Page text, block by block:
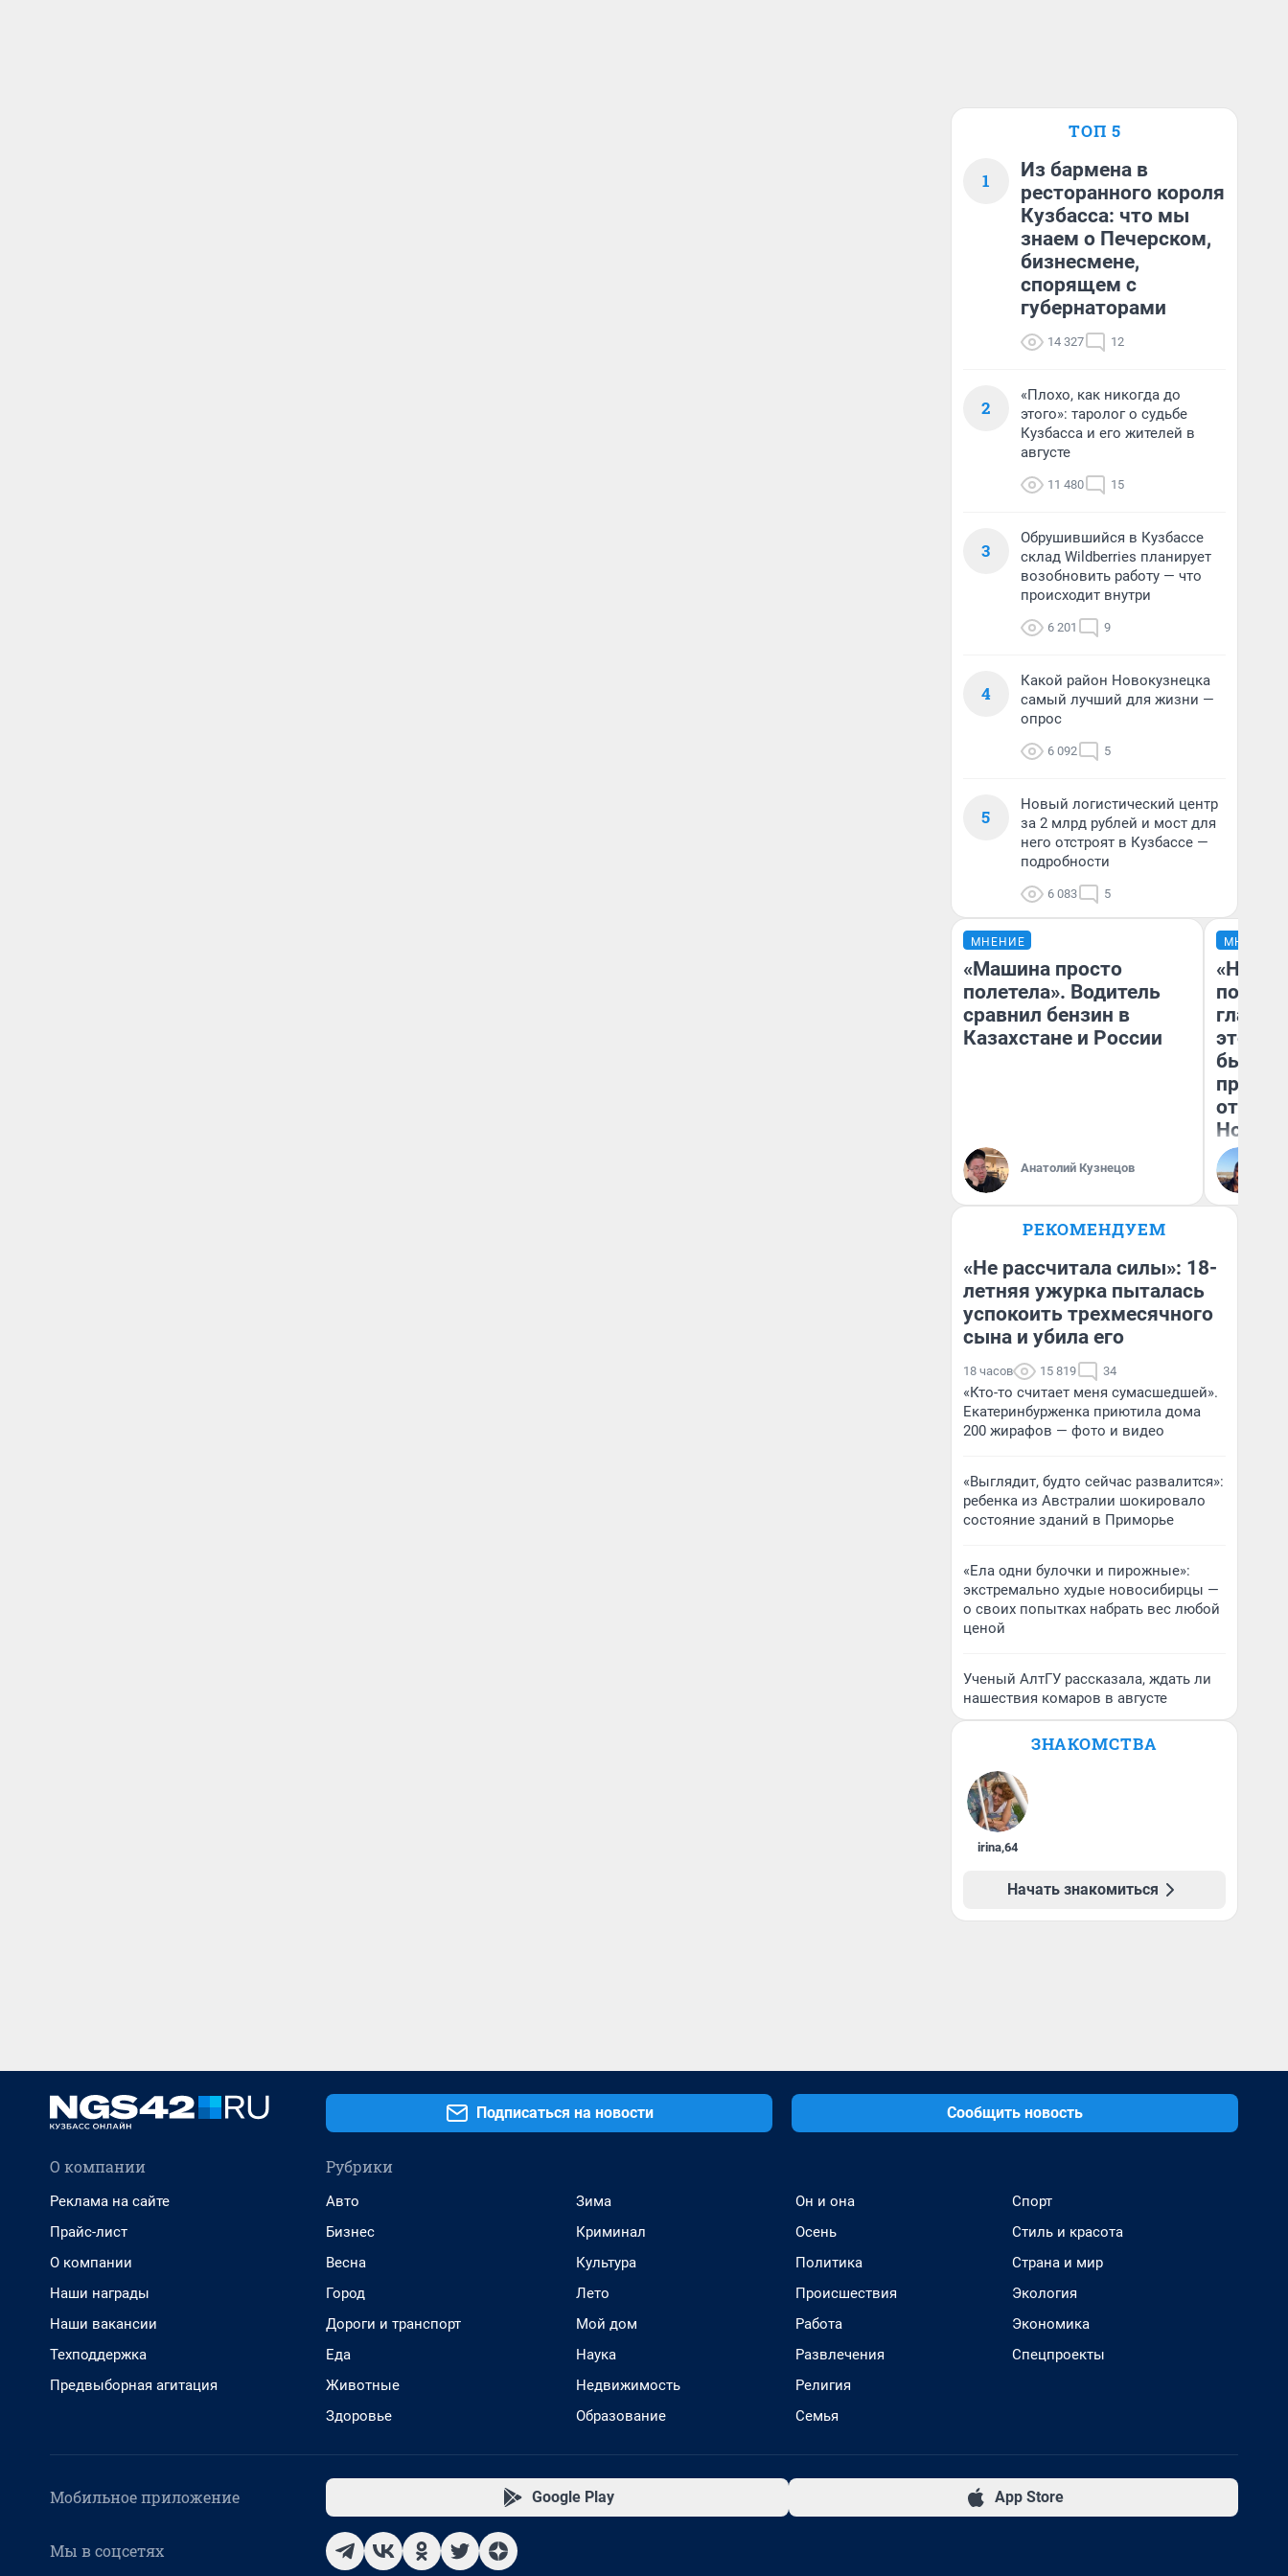
ТОП 5
1
Из бармена в
ресторанного короля
Кузбасса: что мы
знаем о Печерском,
бизнесмене,
спорящем с
губернаторами
14 327 12
2
«Плохо, как никогда до
этого»: таролог о судьбе
Кузбасса и его жителей в
августе
11 480 15
3
Обрушившийся в Кузбассе
склад Wildberries планирует
возобновить работу — что
происходит внутри
6 201 9
4
Какой район Новокузнецка
самый лучший для жизни —
опрос
6 092 5
5
Новый логистический центр
за 2 млрд рублей и мост для
него отстроят в Кузбассе —
подробности
6 083 5
МНЕНИЕ
«Машина просто
полетела». Водитель
сравнил бензин в
Казахстане и России
Анатолий Кузнецов
МНЕНИЕ
этого
бьет
отзыв
Нолана
РЕКОМЕНДУЕМ
«Не рассчитала силы»: 18-
летняя ужурка пыталась
успокоить трехмесячного
сына и убила его
18 часов 15 819 34
«Кто-то считает меня сумасшедшей».
Екатеринбурженка приютила дома
200 жирафов — фото и видео
«Выглядит, будто сейчас развалится»:
ребенка из Австралии шокировало
состояние зданий в Приморье
«Ела одни булочки и пирожные»:
экстремально худые новосибирцы —
о своих попытках набрать вес любой
ценой
Ученый АлтГУ рассказала, ждать ли
нашествия комаров в августе
ЗНАКОМСТВА
irina,64
Начать знакомиться
Подписаться на новости Сообщить новость
О компании
Реклама на сайте
Прайс-лист
О компании
Наши награды
Наши вакансии
Техподдержка
Предвыборная агитация
Рубрики
Авто
Бизнес
Весна
Город
Дороги и транспорт
Еда
Животные
Здоровье
Зима
Криминал
Культура
Лето
Мой дом
Наука
Недвижимость
Образование
Он и она
Осень
Политика
Происшествия
Работа
Развлечения
Религия
Семья
Спорт
Стиль и красота
Страна и мир
Экология
Экономика
Спецпроекты
Мобильное приложение Google Play App Store
Мы в соцсетях